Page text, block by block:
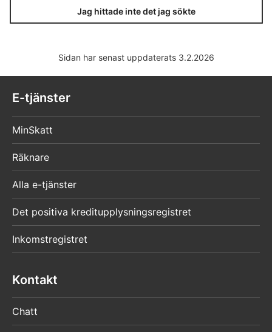
Jag hittade inte det jag sökte
Sidan har senast uppdaterats 3.2.2026
E-tjänster
MinSkatt
Räknare
Alla e-tjänster
Det positiva kreditupplysningsregistret
Inkomstregistret
Kontakt
Chatt